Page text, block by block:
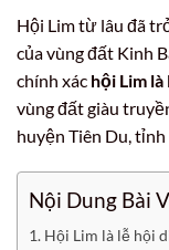
Hội Lim từ lâu đã
của vùng đất Kinh
chính xác hội Lim
vùng đất giàu
huyện Tiên Du, tỉnh
Nội Dung Bài
Hội Lim là lễ hội